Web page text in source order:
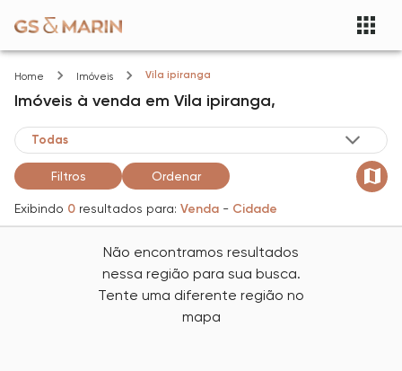
Home Imóveis Vila ipiranga
Imóveis à venda em Vila ipiranga,
Filtros Ordenar
Exibindo 0 resultados para: Venda - Cidade
Não encontramos resultados
nessa região para sua busca.
Tente uma diferente região no
mapa